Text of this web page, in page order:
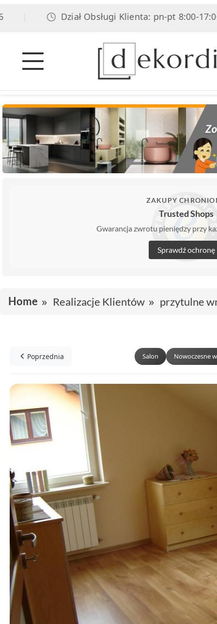
| Dział Obsługi Klienta: pn-pt 8:00-17:00,
ZAKUPY
Trusted Shops
Gwarancja zwrotu pieniędzy przy
Sprawdź ochronę
Home Realizacje Klientów przytulne
Poprzednia Salon Nowoczesne